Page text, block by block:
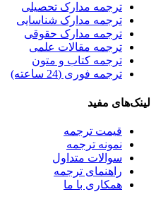
ترجمه مدارک تحصیلی
ترجمه مدارک شناسایی
ترجمه مدارک حقوقی
ترجمه مقالات علمی
ترجمه کتاب و متون
ترجمه فوری (24 ساعته)
لینک‌های مفید
قیمت ترجمه
نمونه ترجمه
سوالات متداول
راهنمای ترجمه
همکاری با ما